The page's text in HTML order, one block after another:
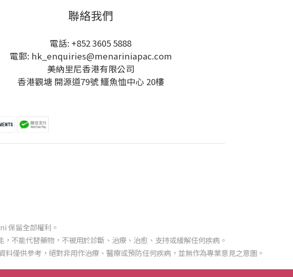
聯絡我們
電話: +852 3605 5888
電郵: hk_enquiries@menariniapac.com
美納里尼香港有限公司
香港觀塘 開源道79號 鱷魚恤中心 20樓
全部權利。
不能代替藥物，不被用於診斷、治療、治愈、支持或緩解任何疾病。
僅供參考，絕對非用作治療、醫療或預防任何疾病，並無作為專業意見之意圖。